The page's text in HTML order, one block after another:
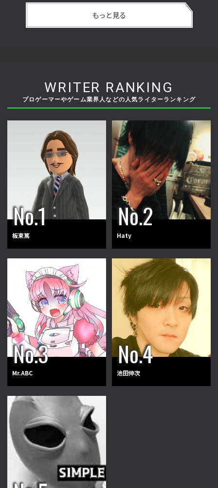
もっと見る
WRITER RANKING
プロゲーマーやゲーム業界人などの人気ライターランキング
板東篤 Haty
Mr.ABC 池田伸次